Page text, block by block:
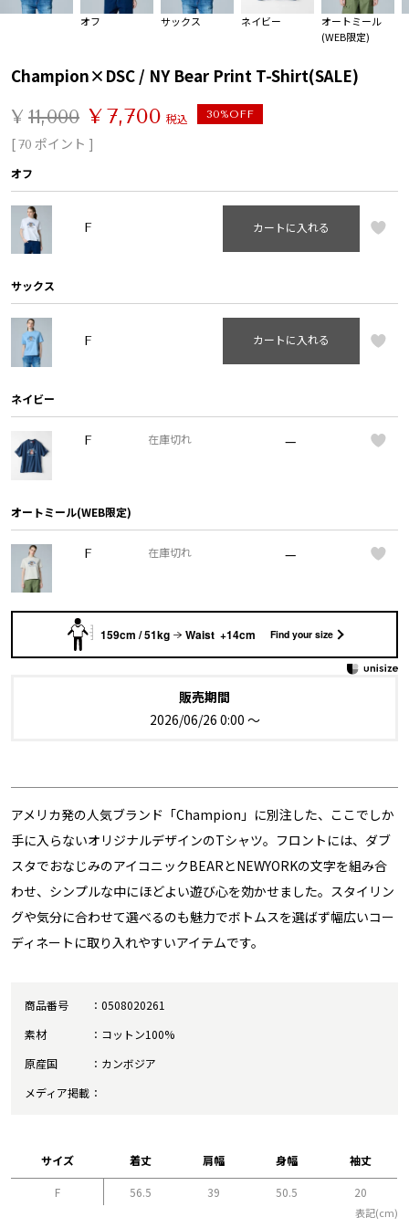
オフ サックス ネイビー
オートミール
(WEB限定)
Champion×DSC / NY Bear Print T-Shirt(SALE)
¥ 11,000 ¥7,700 税込 30%OFF
[70 ポイント ]
オフ
F カートに入れる
サックス
F カートに入れる
ネイビー
F 在庫切れ —
オートミール(WEB限定)
F 在庫切れ —
159cm / 51kg Waist +14cm Find your size
販売期間
2026/06/26 0:00 〜
アメリカ発の人気ブランド「Champion」に別注した、ここでしか
手に入らないオリジナルデザインのTシャツ。フロントには、ダブ
スタでおなじみのアイコニックBEARとNEWYORKの文字を組み合
わせ、シンプルな中にほどよい遊び心を効かせました。スタイリン
グや気分に合わせて選べるのも魅力でボトムスを選ばず幅広いコー
ディネートに取り入れやすいアイテムです。
商品番号
0508020261
素材
コットン100%
原産国
カンボジア
メディア掲載
サイズ 着丈 肩幅 身幅 袖丈
F 56.5 39 50.5 20
表記(cm)